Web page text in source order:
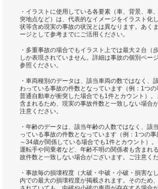
・イラストに使用している各要素（車、背景、車
突地点など）は、代表的なイメージをイラスト化
状等含め現実の事故の状況とは異なります。あく
ージとして参考までにご活用ください。
・多重事故の場合でもイラスト上では最大２台（
しか表現されていません。詳細は事故の個別ペー
参照ください。
・車両種別のデータは、該当車両の数ではなく、
わっている事故の件数となっています（例：1つ
普通自動車が衝突した場合でも1件とカウント）
含まれるため、現実の事故件数と一致しない場合
注意ください。
・年齢のデータは、該当年齢の人数ではなく、該
っている事故の件数となっています（例：1つの
～34歳が関係している場合でも1件とカウント）
運転手や同乗者など、年齢不明の関係者も含まれ
故件数と一致しない場合がございます。ご注意くだ
・事故毎の損壊程度（大破・中破・小破・損害な
内での最大の損壊程度が掲載されます。そのため